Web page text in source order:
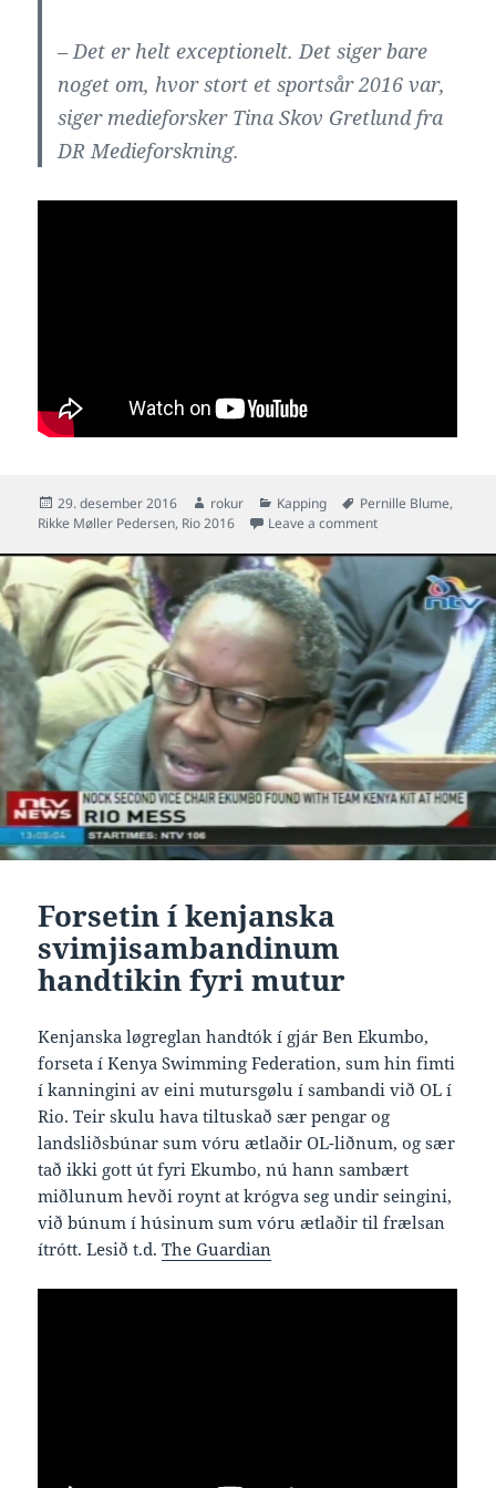
– Det er helt exceptionelt. Det siger bare
noget om, hvor stort et sportsår 2016 var,
siger medieforsker Tina Skov Gretlund fra
DR Medieforskning.
Posted
on
29. desember 2016 Author
rokur Categories
Kapping Tags
Pernille Blume,
Rikke Møller Pedersen, Rio 2016 Leave a commenton Mest lisnu
Forsetin í kenjanska
svimjisambandinum
handtikin fyri mutur
Kenjanska løgreglan handtók í gjár Ben Ekumbo,
forseta í Kenya Swimming Federation, sum hin fimti
í kanningini av eini mutursgølu í sambandi við OL í
Rio. Teir skulu hava tiltuskað sær pengar og
landsliðsbúnar sum vóru ætlaðir OL-liðnum, og sær
tað ikki gott út fyri Ekumbo, nú hann sambært
miðlunum hevði roynt at krógva seg undir seingini,
við búnum í húsinum sum vóru ætlaðir til frælsan
ítrótt. Lesið t.d.The Guardian